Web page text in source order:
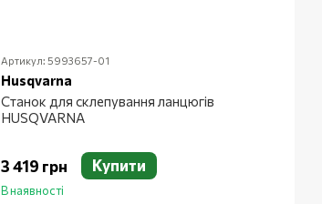
Артикул: 5993657-01
Husqvarna
Станок для склепування ланцюгів
HUSQVARNA
3 419 грн Купити
В наявності